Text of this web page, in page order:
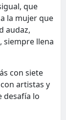
que
la mujer que
audaz,
siempre llena
con siete
artistas y
desafía lo